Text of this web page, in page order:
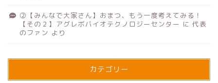
②【みんなで大家さん】おまつ、もう一度考えてみる！
【その２】アグレボバイオテクノロジーセンター に 代表
のファン より
カテゴリー